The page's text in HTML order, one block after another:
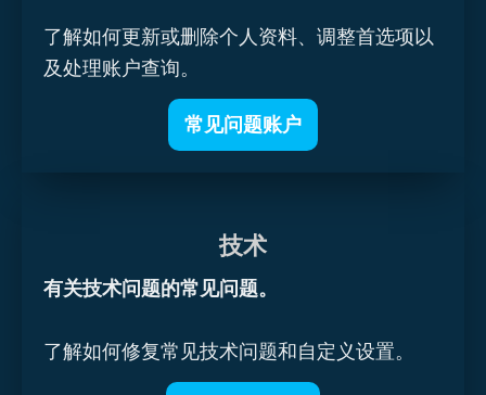
了解如何更新或删除个人资料、调整首选项以
及处理账户查询。
常见问题账户
技术
有关技术问题的常见问题。
了解如何修复常见技术问题和自定义设置。